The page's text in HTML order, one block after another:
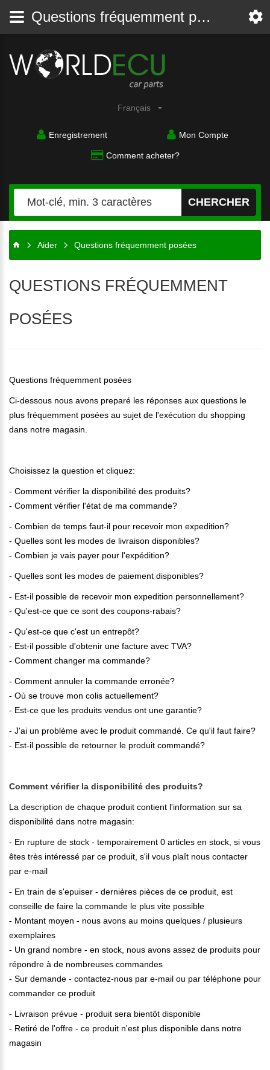
Français
Enregistrement Mon Compte
Comment acheter?
CHERCHER
Aider Questions fréquemment posées
QUESTIONS FRÉQUEMMENT
POSÉES
Questions fréquemment posées
Ci-dessous nous avons preparé les réponses aux questions le
plus fréquemment posées au sujet de l'exécution du shopping
dans notre magasin.
Choisissez la question et cliquez:
- Comment vérifier la disponibilité des produits?
- Comment vérifier l'état de ma commande?
- Combien de temps faut-il pour recevoir mon expedition?
- Quelles sont les modes de livraison disponibles?
- Combien je vais payer pour l'expédition?
- Quelles sont les modes de paiement disponibles?
- Est-il possible de recevoir mon expedition personnellement?
- Qu'est-ce que ce sont des coupons-rabais?
- Qu'est-ce que c'est un entrepôt?
- Est-il possible d'obtenir une facture avec TVA?
- Comment changer ma commande?
- Comment annuler la commande erronée?
- Où se trouve mon colis actuellement?
- Est-ce que les produits vendus ont une garantie?
- J'ai un problème avec le produit commandé. Ce qu'il faut faire?
- Est-il possible de retourner le produit commandé?
Comment vérifier la disponibilité des produits?
La description de chaque produit contient l'information sur sa
disponibilité dans notre magasin:
- En rupture de stock - temporairement 0 articles en stock, si vous
êtes très intéressé par ce produit, s'il vous plaît nous contacter
par e-mail
- En train de s'epuiser - dernières pièces de ce produit, est
conseille de faire la commande le plus vite possible
- Montant moyen - nous avons au moins quelques / plusieurs
exemplaires
- Un grand nombre - en stock, nous avons assez de produits pour
répondre à de nombreuses commandes
- Sur demande - contactez-nous par e-mail ou par téléphone pour
commander ce produit
- Livraison prévue - produit sera bientôt disponible
- Retiré de l'offre - ce produit n'est plus disponible dans notre
magasin
Questions fréquemment posées - Aider - Worldecu shop parts audi, bmw, citroen, fiat, ford, mercedes, opel, peugeot, renault, seat, skoda, toyota, volkswagen